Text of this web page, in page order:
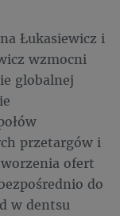
Łukasiewicz i
wzmocni
globalnej
przetargów i
ofert
do
w dentsu